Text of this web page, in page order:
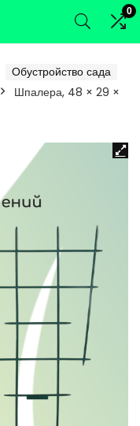
0
Обустройство сада
Шпалера, 48 × 29 ×